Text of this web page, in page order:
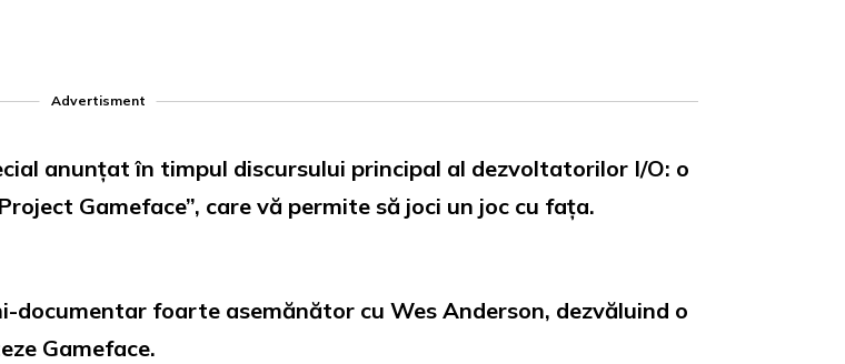
Advertisment
anunțat în timpul discursului principal al dezvoltatorilor I/O: o
Gameface”, care vă permite să joci un joc cu fața.
foarte asemănător cu Wes Anderson, dezvăluind o
Gameface.